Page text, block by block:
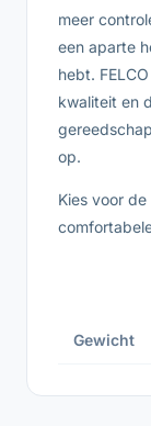
meer
een aparte
hebt.
kwaliteit en
op.
Kies voor de
Gewicht